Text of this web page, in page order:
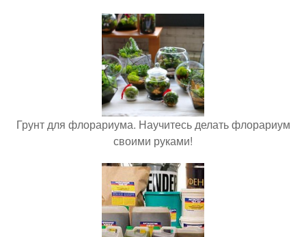
Грунт для флорариума. Научитесь делать флорариум
своими руками!